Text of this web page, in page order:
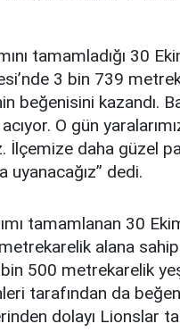
tamamladığı 30
3 bin 739
beğenisini kazandı.
O gün
İlçemize daha güzel
uyanacağız” dedi.
tamamlanan 30
metrekarelik alana
500 metrekarelik
tarafından da
dolayı Lionslar